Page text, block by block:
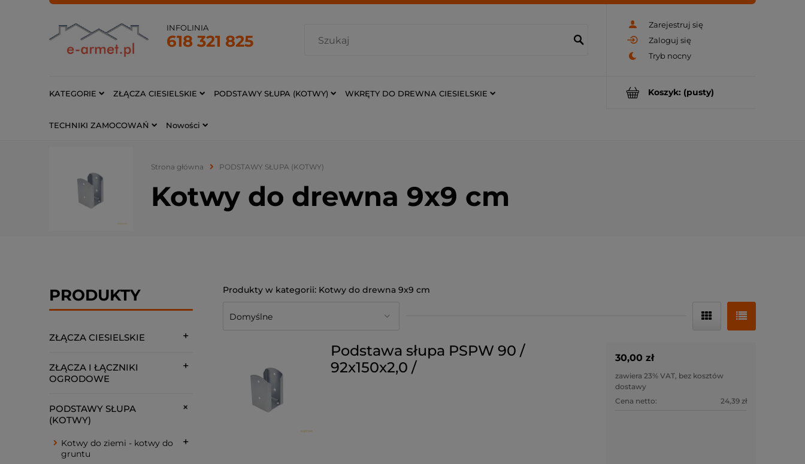
Zarejestruj się
Zaloguj się
INFOLINIA
618 321 825
Koszyk: (pusty)
KATEGORIE ZŁĄCZA CIESIELSKIE PODSTAWY SŁUPA (KOTWY) WKRĘTY DO DREWNA CIESIELSKIE
TECHNIKI ZAMOCOWAŃ Nowości
Strona główna PODSTAWY SŁUPA (KOTWY)
Kotwy do drewna 9x9 cm
PRODUKTY
ZŁĄCZA CIESIELSKIE
ZŁĄCZA I ŁĄCZNIKI
OGRODOWE
PODSTAWY SŁUPA
(KOTWY)
Kotwy do ziemi - kotwy do
gruntu
Kotwy do drewna 9x9 cm
Podstawa słupa PSPW 90 /
92x150x2,0 /
30,00 zł
zawiera 23% VAT, bez kosztów
dostawy
Cena netto:
24,39 zł